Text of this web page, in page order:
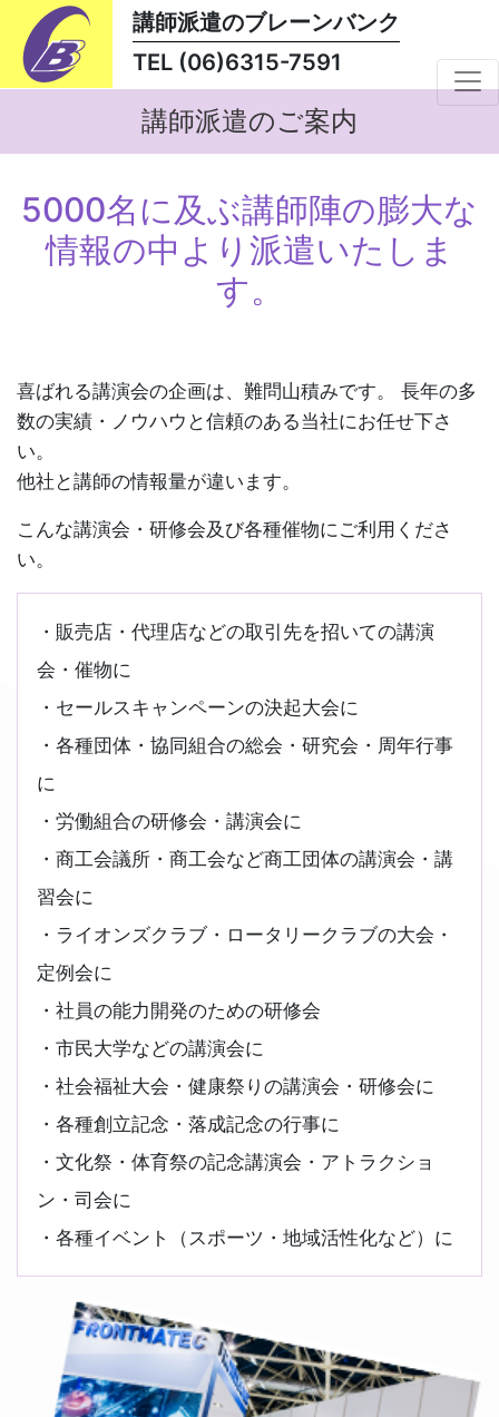
講師派遣のブレーンバンク
TEL (06)6315-7591
講師派遣のご案内
5000名に及ぶ講師陣の膨大な
情報の中より派遣いたしま
す。
喜ばれる講演会の企画は、難問山積みです。 長年の多
数の実績・ノウハウと信頼のある当社にお任せ下さ
い。
他社と講師の情報量が違います。
こんな講演会・研修会及び各種催物にご利用くださ
い。
販売店・代理店などの取引先を招いての講演
会・催物に
セールスキャンペーンの決起大会に
各種団体・協同組合の総会・研究会・周年行事
に
労働組合の研修会・講演会に
商工会議所・商工会など商工団体の講演会・講
習会に
ライオンズクラブ・ロータリークラブの大会・
定例会に
社員の能力開発のための研修会
市民大学などの講演会に
社会福祉大会・健康祭りの講演会・研修会に
各種創立記念・落成記念の行事に
文化祭・体育祭の記念講演会・アトラクショ
ン・司会に
各種イベント（スポーツ・地域活性化など）に